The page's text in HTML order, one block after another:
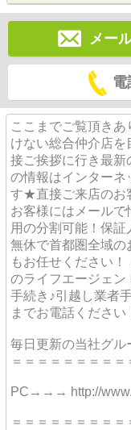
メー
ここまでご覧頂き
けない総合仲介店
接ご挨拶に行き最新
の情報はインターネ
す★直接ご来店のお
お客様にはメール
用の分割可能！保
無休で首都圏全域
もお任せください
のライフエージェン
手続き♪引越し業者
までお電話くださ
毎日更新の当社グル
＝＝＝＝＝＝＝＝
PC→→→ http://
＝＝＝＝＝＝＝＝